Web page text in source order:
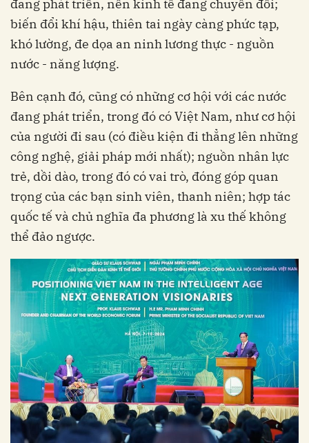
đang phát triển, nền kinh tế đang chuyển đổi;
biến đổi khí hậu, thiên tai ngày càng phức tạp,
khó lường, đe dọa an ninh lương thực - nguồn
nước - năng lượng.
Bên cạnh đó, cũng có những cơ hội với các nước
đang phát triển, trong đó có Việt Nam, như cơ hội
của người đi sau (có điều kiện đi thẳng lên những
công nghệ, giải pháp mới nhất); nguồn nhân lực
trẻ, dồi dào, trong đó có vai trò, đóng góp quan
trọng của các bạn sinh viên, thanh niên; hợp tác
quốc tế và chủ nghĩa đa phương là xu thế không
thể đảo ngược.